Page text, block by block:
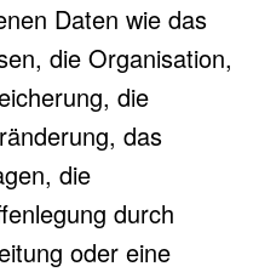
Daten wie das
die Organisation,
die
das
die
durch
oder eine